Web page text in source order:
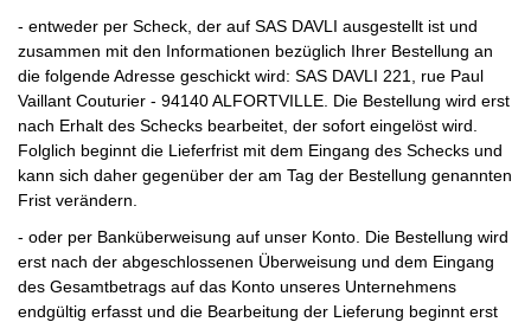
- entweder per Scheck, der auf SAS DAVLI ausgestellt ist und
zusammen mit den Informationen bezüglich Ihrer Bestellung an
die folgende Adresse geschickt wird: SAS DAVLI 221, rue Paul
Vaillant Couturier - 94140 ALFORTVILLE. Die Bestellung wird erst
nach Erhalt des Schecks bearbeitet, der sofort eingelöst wird.
Folglich beginnt die Lieferfrist mit dem Eingang des Schecks und
kann sich daher gegenüber der am Tag der Bestellung genannten
Frist verändern.
- oder per Banküberweisung auf unser Konto. Die Bestellung wird
erst nach der abgeschlossenen Überweisung und dem Eingang
des Gesamtbetrags auf das Konto unseres Unternehmens
endgültig erfasst und die Bearbeitung der Lieferung beginnt erst